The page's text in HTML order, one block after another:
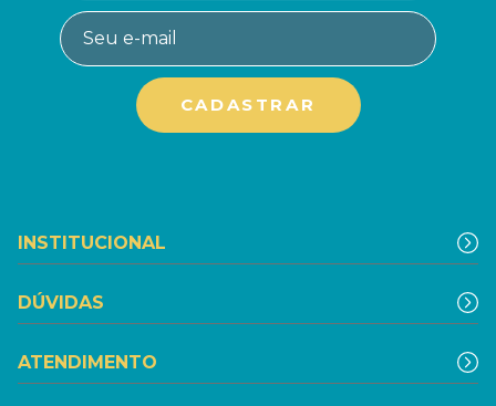
INSTITUCIONAL
DÚVIDAS
ATENDIMENTO